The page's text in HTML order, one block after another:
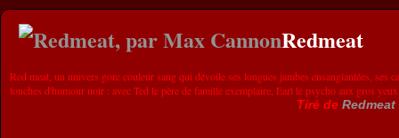
Redmeat
Red meat, un univers gore couleur sang qui dévoile ses longues jambes ensanglantées, ses
touches d'humour noir : avec Ted le père de famille exemplaire, Earl le psycho aux gros
Tiré de Redmeat